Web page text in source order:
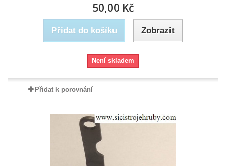
50,00 Kč
Přidat do košíku Zobrazit
Není skladem
Přidat k porovnání